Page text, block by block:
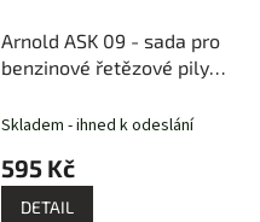
Arnold ASK 09 - sada pro
benzinové řetězové pily
řetězy / láhev na míchání
Skladem - ihned k odeslání
595 Kč
DETAIL